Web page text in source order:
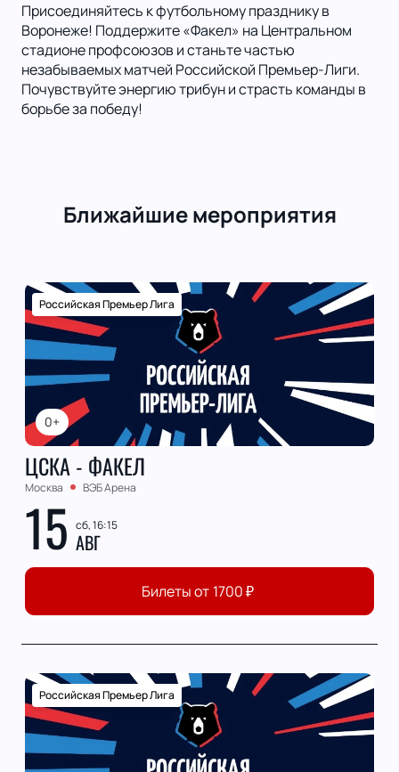
Присоединяйтесь к футбольному празднику в
Воронеже! Поддержите «Факел» на Центральном
стадионе профсоюзов и станьте частью
незабываемых матчей Российской Премьер-Лиги.
Почувствуйте энергию трибун и страсть команды в
борьбе за победу!
Ближайшие мероприятия
0+
Российская Премьер Лига
ЦСКА - ФАКЕЛ
Москва ВЭБ Арена
15 сб, 16:15
АВГ
Билеты от 1700₽
Российская Премьер Лига